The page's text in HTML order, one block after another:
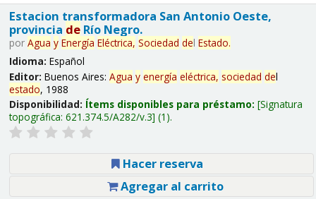
Estacion transformadora San Antonio Oeste,
provincia deRío Negro.
por Agua y Energía Eléctrica, Sociedad del Estado.
Idioma: Español
Editor: Buenos Aires: Agua y energía eléctrica, sociedad del
estado, 1988
Disponibilidad: Ítems disponibles para préstamo: Signatura
topográfica: 621.374.5/A282/v.3 (1).
Hacer reserva
Agregar al carrito